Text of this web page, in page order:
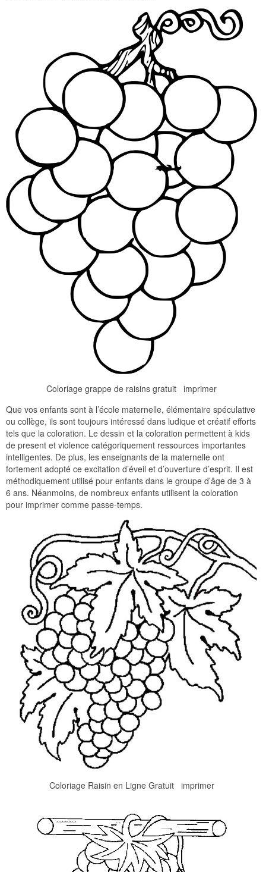
Coloriage grappe de raisins gratuit imprimer
Que vos enfants sont à l’école maternelle, élémentaire spéculative
ou collège, ils sont toujours intéressé dans ludique et créatif efforts
tels que la coloration. Le dessin et la coloration permettent à kids
de present et violence catégoriquement ressources importantes
intelligentes. De plus, les enseignants de la maternelle ont
fortement adopté ce excitation d’éveil et d’ouverture d’esprit. Il est
méthodiquement utilisé pour enfants dans le groupe d’âge de 3 à
6 ans. Néanmoins, de nombreux enfants utilisent la coloration
pour imprimer comme passe-temps.
Coloriage Raisin en Ligne Gratuit imprimer